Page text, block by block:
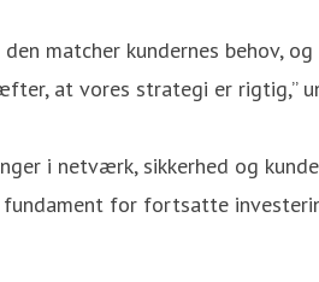
matcher kundernes behov,
at vores strategi er rigtig,”
i netværk, sikkerhed og
for fortsatte